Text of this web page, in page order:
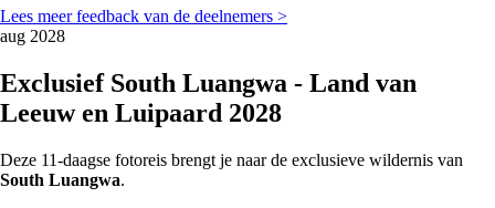
Lees meer feedback van de deelnemers >
aug 2028
Exclusief South Luangwa - Land van
Leeuw en Luipaard 2028
Deze 11-daagse fotoreis brengt je naar de exclusieve wildernis van
South Luangwa.